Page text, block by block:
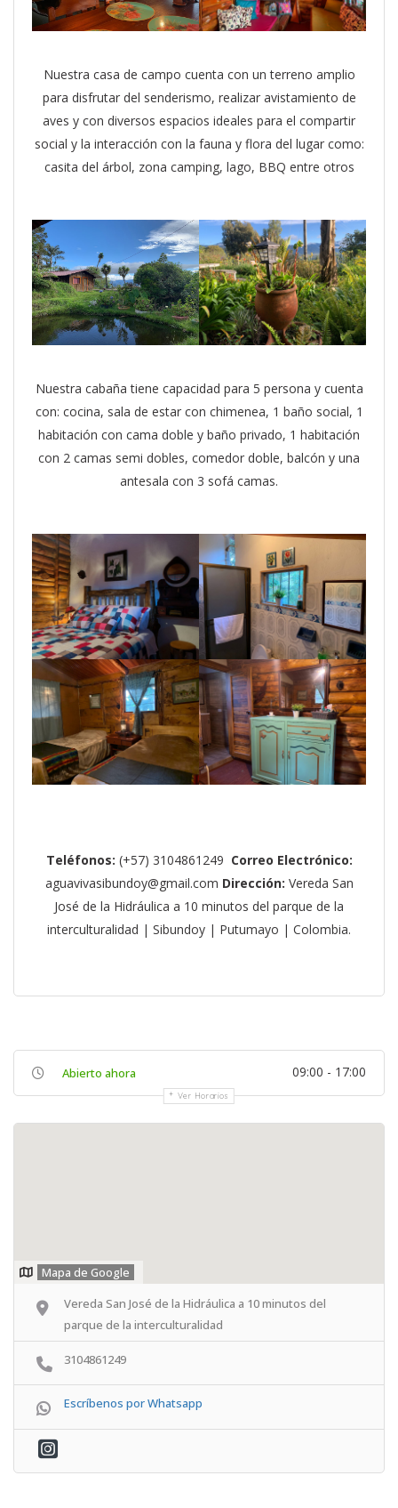
Nuestra casa de campo cuenta con un terreno amplio
para disfrutar del senderismo, realizar avistamiento de
aves y con diversos espacios ideales para el compartir
social y la interacción con la fauna y flora del lugar como:
casita del árbol, zona camping, lago, BBQ entre otros
Nuestra cabaña tiene capacidad para 5 persona y cuenta
con: cocina, sala de estar con chimenea, 1 baño social, 1
habitación con cama doble y baño privado, 1 habitación
con 2 camas semi dobles, comedor doble, balcón y una
antesala con 3 sofá camas.
Teléfonos: (+57) 3104861249 Correo Electrónico:
aguavivasibundoy@gmail.com Dirección: Vereda San
José de la Hidráulica a 10 minutos del parque de la
interculturalidad | Sibundoy | Putumayo | Colombia.
Abierto ahora 09:00 - 17:00
Ver Horarios
Mapa de Google
Vereda San José de la Hidráulica a 10 minutos del
parque de la interculturalidad
3104861249
Escríbenos por Whatsapp